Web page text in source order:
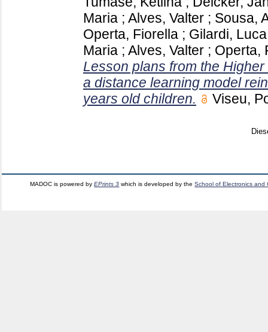
Maria ; Alves, Valter ; Sousa,
Operta, Fiorella ; Gilardi, Luca
Maria ; Alves, Valter ; Operta,
Lesson plans from the
a distance learning model
years old children.
Viseu,
MADOC is powered byEPrints 3 which is developed by theSchool of Electronics and